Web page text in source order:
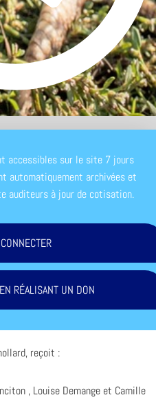
accessibles sur le site 7 jours
automatiquement archivées et
auditeurs à jour de cotisation.
RÉALISANT UN DON
reçoit :
, Louise Demange et Camille